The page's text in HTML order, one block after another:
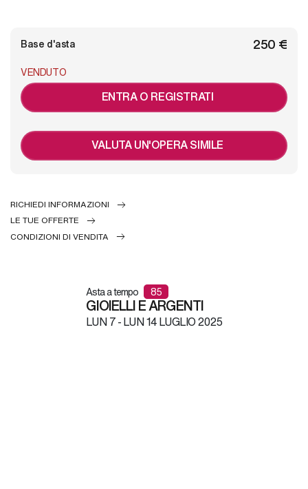
€ 250
Base d'asta
VENDUTO
ENTRA O REGISTRATI
VALUTA UN'OPERA SIMILE
RICHIEDI INFORMAZIONI
LE TUE OFFERTE
CONDIZIONI DI VENDITA
Asta a tempo 85
GIOIELLI E ARGENTI
LUN7 -LUN14 LUGLIO 2025